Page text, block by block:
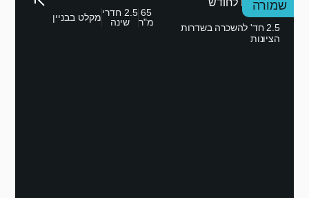
65 2.5 חדרי
שינה
מקלט בבניין